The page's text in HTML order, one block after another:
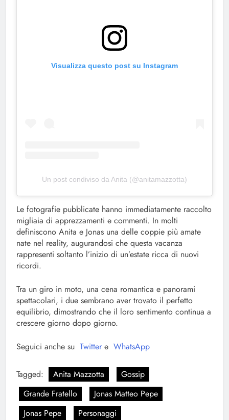
Visualizza questo post su Instagram
Un post condiviso da Anita (@anitamazzotta)
Le fotografie pubblicate hanno immediatamente raccolto
migliaia di apprezzamenti e commenti. In molti
definiscono Anita e Jonas una delle coppie più amate
nate nel reality, augurandosi che questa vacanza
rappresenti soltanto l’inizio di un’estate ricca di nuovi
ricordi.
Tra un giro in moto, una cena romantica e panorami
spettacolari, i due sembrano aver trovato il perfetto
equilibrio, dimostrando che il loro sentimento continua a
crescere giorno dopo giorno.
Seguici anche su Twitter e WhatsApp
Tagged: Anita Mazzotta
Gossip
Grande Fratello
Jonas Matteo Pepe
Jonas Pepe
Personaggi